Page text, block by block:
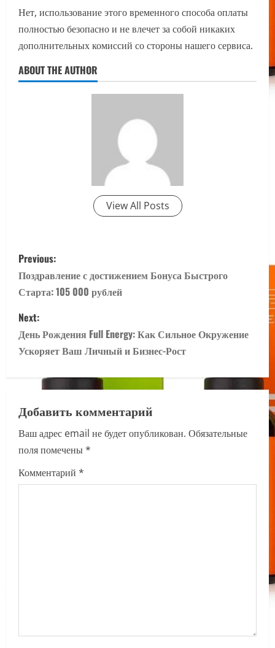
Нет, использование этого временного способа оплаты
полностью безопасно и не влечет за собой никаких
дополнительных комиссий со стороны нашего сервиса.
ABOUT THE AUTHOR
View All Posts
P
o
s
t
n
v
i
g
a
Previous:
Поздравление с достижением Бонуса Быстрого
Старта: 105 000 рублей
Next:
День Рождения Full Energy: Как Сильное Окружение
Ускоряет Ваш Личный и Бизнес-Рост
Добавить комментарий
Ваш адрес email не будет опубликован. Обязательные
поля помечены*
Комментарий *